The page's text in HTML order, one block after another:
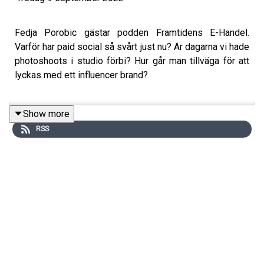
Fedja Porobic gästar podden Framtidens E-Handel.
Varför har paid social så svårt just nu? Är dagarna vi hade
photoshoots i studio förbi? Hur går man tillväga för att
lyckas med ett influencer brand?
3:30 min - Fedja berättar om sin nya podcast Ecommerce
Hackers och förändringarna på byrån.
Show more
RSS